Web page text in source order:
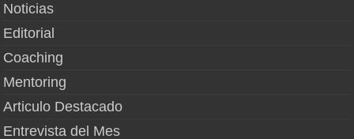
Noticias
Editorial
Coaching
Mentoring
Articulo Destacado
Entrevista del Mes